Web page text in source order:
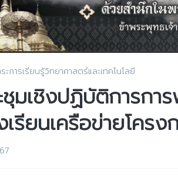
ะการเรียนรู้วิทยาศาสตร์และเทคโนโลยี
ชุมเชิงปฏิบัติการก
เรียนเครือข่ายโคร